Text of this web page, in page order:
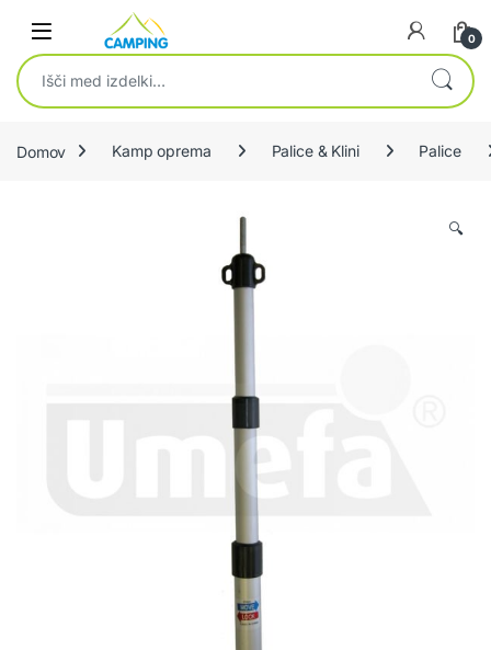
0
Išči:
Domov Kamp oprema Palice & Klini Palice
🔍